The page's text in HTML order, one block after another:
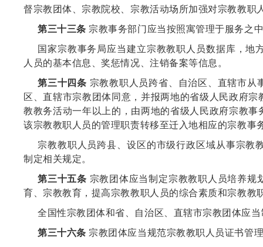
督宗教团体、宗教院校、宗教活动场所加强对宗教教职
第三十三条 宗教事务部门应当按照寓管理于服务之
国家宗教事务局应当建立宗教教职人员数据库，地
人员的基本信息、奖惩情况、注销备案等信息。
第三十四条 宗教教职人员跨省、自治区、直辖市从
区、直辖市宗教团体同意，并报两地的省级人民政府
教教务活动一年以上的，由两地的省级人民政府宗教
该宗教教职人员的管理职责转移至迁入地相应的宗教事
宗教教职人员跨县、设区的市级行政区域从事宗教
制定相关规定。
第三十五条 宗教团体应当制定宗教教职人员培养规
育、宗教教育，提高宗教教职人员的综合素质和宗教教
全国性宗教团体和省、自治区、直辖市宗教团体应
第三十六条 宗教团体应当规范宗教教职人员证书管